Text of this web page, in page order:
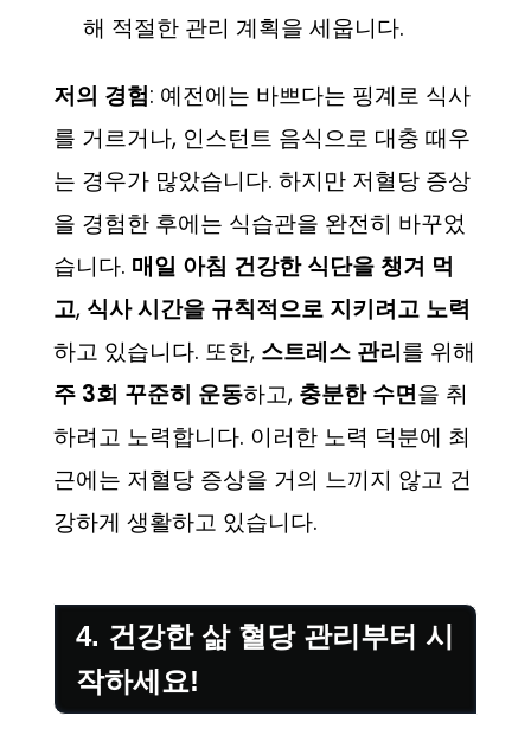
해 적절한 관리 계획을 세웁니다.
저의 경험: 예전에는 바쁘다는 핑계로 식사
를 거르거나, 인스턴트 음식으로 대충 때우
는 경우가 많았습니다. 하지만 저혈당 증상
을 경험한 후에는 식습관을 완전히 바꾸었
습니다. 매일 아침 건강한 식단을 챙겨 먹
고, 식사 시간을 규칙적으로 지키려고 노력
하고 있습니다. 또한, 스트레스 관리를 위해
주 3회 꾸준히 운동하고, 충분한 수면을 취
하려고 노력합니다. 이러한 노력 덕분에 최
근에는 저혈당 증상을 거의 느끼지 않고 건
강하게 생활하고 있습니다.
4. 건강한 삶 혈당 관리부터 시
작하세요!